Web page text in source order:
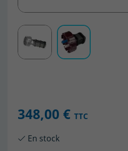
348,00 € TTC
En stock